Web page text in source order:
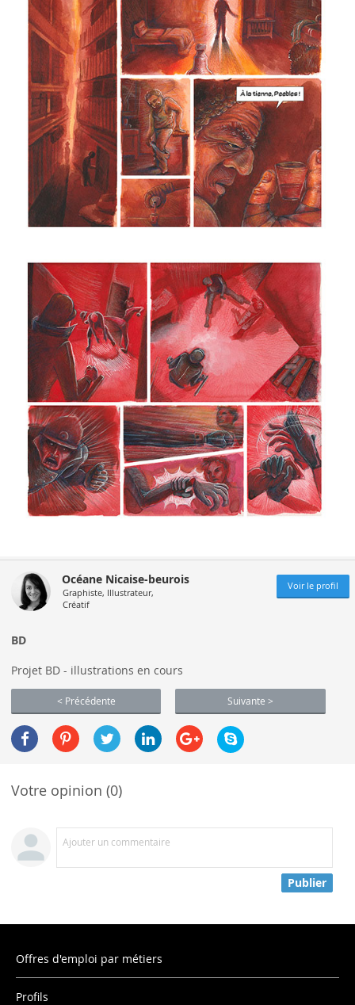
Océane Nicaise-beurois
Graphiste, Illustrateur,
Créatif
Voir le profil
BD
Projet BD - illustrations en cours
< Précédente Suivante >
Votre opinion (0)
Ajouter un commentaire
Publier
Offres d'emploi par métiers
Profils